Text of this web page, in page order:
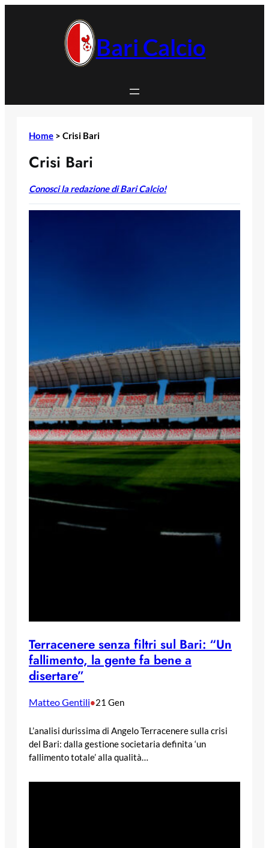
Bari Calcio
Home > Crisi Bari
Crisi Bari
Conosci la redazione di Bari Calcio!
Terracenere senza filtri sul Bari: “Un
fallimento, la gente fa bene a
disertare”
Matteo Gentili•21 Gen
L’analisi durissima di Angelo Terracenere sulla crisi
del Bari: dalla gestione societaria definita ‘un
fallimento totale’ alla qualità…